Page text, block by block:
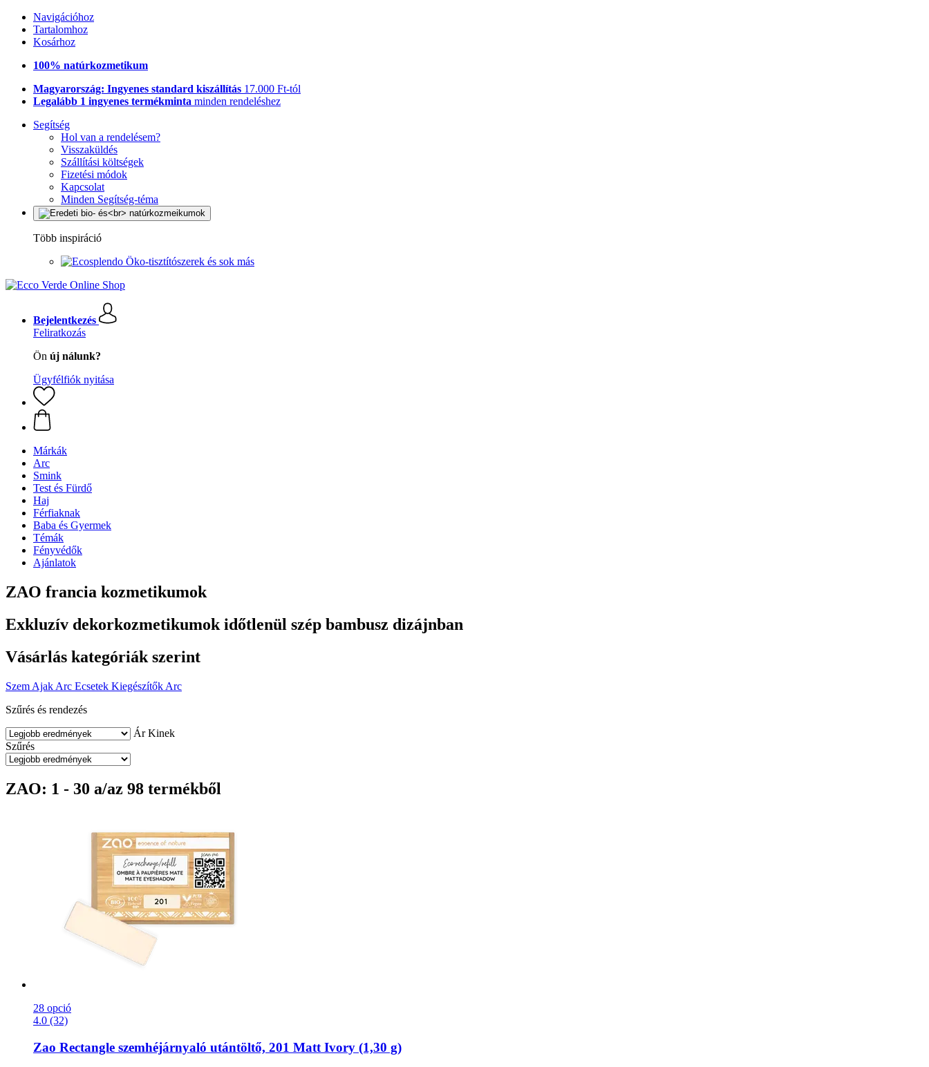
Navigációhoz
Tartalomhoz
Kosárhoz
100% natúrkozmetikum
Magyarország: Ingyenes standard kiszállítás 17.000 Ft-tól
Legalább 1 ingyenes termékminta minden rendeléshez
Segítség
Hol van a rendelésem?
Visszaküldés
Szállítási költségek
Fizetési módok
Kapcsolat
Minden Segítség-téma
Több inspiráció
Öko-tisztítószerek és sok más
Bejelentkezés
Feliratkozás
Ön új nálunk?
Ügyfélfiók nyitása
Márkák
Arc
Smink
Test és Fürdő
Haj
Férfiaknak
Baba és Gyermek
Témák
Fényvédők
Ajánlatok
ZAO francia kozmetikumok
Exkluzív dekorkozmetikumok időtlenül szép bambusz dizájnban
Vásárlás kategóriák szerint
Szem Ajak Arc Ecsetek Kiegészítők Arc
Szűrés és rendezés
Ár Kinek
Szűrés
ZAO: 1 - 30 a/az 98 termékből
28 opció
4.0 (32)
Zao Rectangle szemhéjárnyaló utántöltő, 201 Matt Ivory (1,30 g)